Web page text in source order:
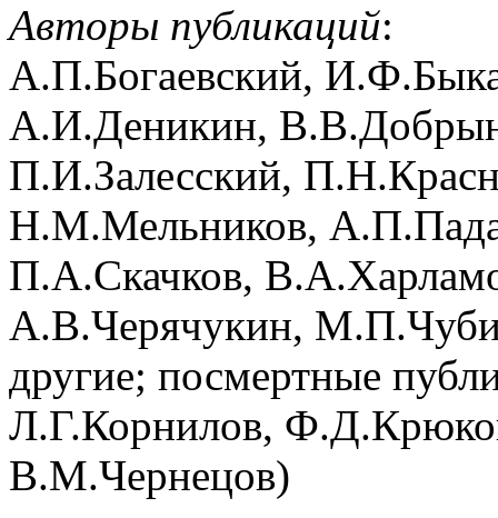
Авторы публикаций:
А.П.Богаевский,
А.И.Деникин,
П.И.Залесский,
Н.М.Мельников,
П.А.Скачков,
А.В.Черячукин,
другие; посмертные
Л.Г.Корнилов,
В.М.Чернецов)